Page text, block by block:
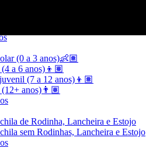
(0 a 3 anos)👶🏽
a 6 anos)👦🏽
(7 a 12 anos)👦🏽
anos)👨🏽
de Rodinha, Lancheira e Estojo
sem Rodinhas, Lancheira e Estojo